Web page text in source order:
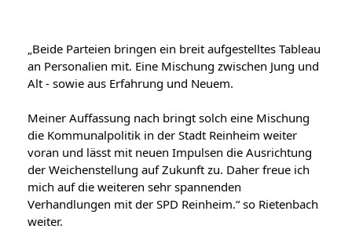
„Beide Parteien bringen ein breit aufgestelltes Tableau
an Personalien mit. Eine Mischung zwischen Jung und
Alt - sowie aus Erfahrung und Neuem.
Meiner Auffassung nach bringt solch eine Mischung
die Kommunalpolitik in der Stadt Reinheim weiter
voran und lässt mit neuen Impulsen die Ausrichtung
der Weichenstellung auf Zukunft zu. Daher freue ich
mich auf die weiteren sehr spannenden
Verhandlungen mit der SPD Reinheim.“ so Rietenbach
weiter.